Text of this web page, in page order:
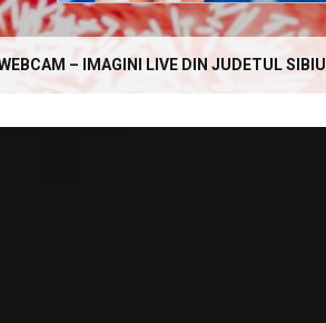
– IMAGINI LIVE DIN JUDETUL SIBIU